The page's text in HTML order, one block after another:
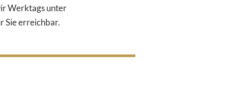
Werktags unter
Sie erreichbar.